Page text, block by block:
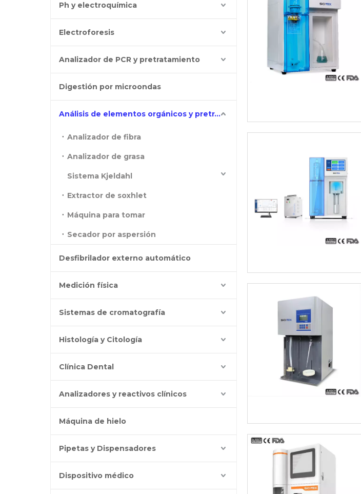
Ph y electroquímica
Electroforesis
Analizador de PCR y pretratamiento
Digestión por microondas
Análisis de elementos orgánicos y pretratamiento
Analizador de fibra
Analizador de grasa
Sistema Kjeldahl
Extractor de soxhlet
Máquina para tomar
Secador por aspersión
Desfibrilador externo automático
Medición física
Sistemas de cromatografía
Histología y Citología
Clínica Dental
Analizadores y reactivos clínicos
Máquina de hielo
Pipetas y Dispensadores
Dispositivo médico